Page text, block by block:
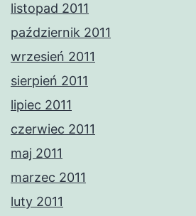
listopad 2011
październik 2011
wrzesień 2011
sierpień 2011
lipiec 2011
czerwiec 2011
maj 2011
marzec 2011
luty 2011